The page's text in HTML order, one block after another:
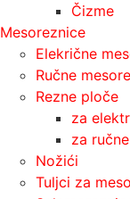
Čizme
Mesoreznice
Elekrične
Ručne
Rezne ploče
za
za
Nožići
Tuljci za